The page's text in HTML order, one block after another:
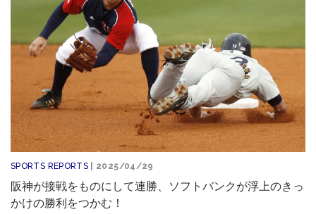
SPORTS REPORTS | 2025/04/29
阪神が接戦をものにして連勝、ソフトバンクが浮上のきっ
かけの勝利をつかむ！